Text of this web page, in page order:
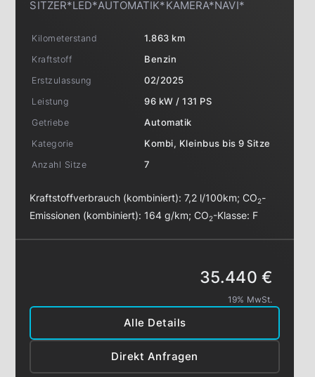
SITZER*LED*AUTOMATIK*KAMERA*NAVI*
Kilometerstand
1.863 km
Kraftstoff
Benzin
Erstzulassung
02/2025
Leistung
96 kW / 131 PS
Getriebe
Automatik
Kategorie
Kombi, Kleinbus bis 9 Sitze
Anzahl Sitze
7
Kraftstoffverbrauch (kombiniert):7,2 l/100km;CO2-
Emissionen (kombiniert): 164 g/km;CO2-Klasse: F
Alle Details
Direkt Anfragen
35.440 €
19% MwSt.